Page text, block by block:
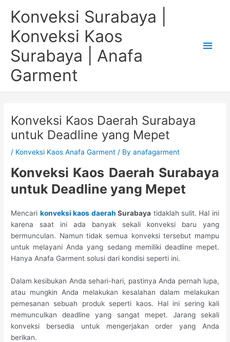
Konveksi Surabaya |
Konveksi Kaos
Surabaya | Anafa
Garment
Konveksi Kaos Daerah Surabaya
untuk Deadline yang Mepet
/ Konveksi Kaos Anafa Garment / Byanafagarment
Konveksi Kaos Daerah Surabaya
untuk Deadlineyang Mepet
Mencari konveksi kaos daerah Surabaya tidaklah sulit. Hal ini
karena saat ini ada banyak sekali konveksi baru yang
bermunculan. Namun tidak semua konveksi tersebut mampu
untuk melayani Anda yang sedang memiliki deadline mepet.
Hanya Anafa Garment solusi dari kondisi seperti ini.
Dalam kesibukan Anda sehari-hari, pastinya Anda pernah lupa,
atau mungkin Anda melakukan kesalahan dalam melakukan
pemesanan sebuah produk seperti kaos. Hal ini sering kali
memunculkan deadline yang sangat mepet. Jarang sekali
konveksi bersedia untuk mengerjakan order yang Anda
berikan.